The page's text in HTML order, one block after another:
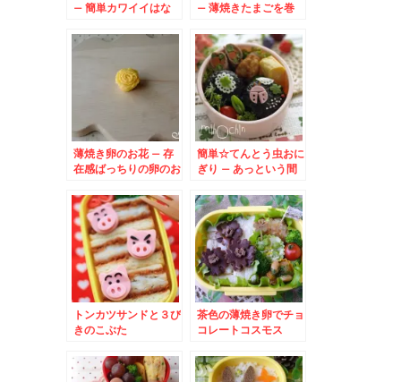
– 簡単カワイイはな
– 薄焼きたまごを巻
薄焼き卵のお花 – 存
在感ばっちりの卵のお
簡単☆てんとう虫おに
ぎり – あっという間
トンカツサンドと３び
きのこぶた
茶色の薄焼き卵でチョ
コレートコスモス